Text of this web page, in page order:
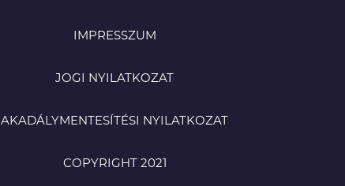
IMPRESSZUM
JOGI NYILATKOZAT
AKADÁLYMENTESÍTÉSI NYILATKOZAT
COPYRIGHT 2021